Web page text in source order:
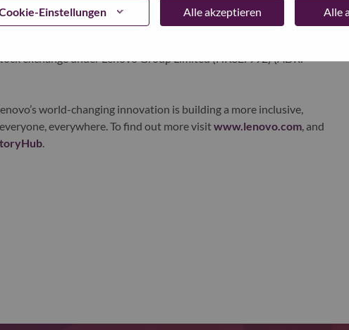
Einstellungen Alle akzeptieren Alle
edge, high performance computing and software defined
services. Lenovo’s continued investment in world-changing
trustworthy, and smarter future for everyone, everywhere.
exchange under Lenovo Group Limited (HKSE: 992) (ADR:
world-changing innovation is building a more inclusive,
everywhere. To find out more visitwww.lenovo.com, and
.